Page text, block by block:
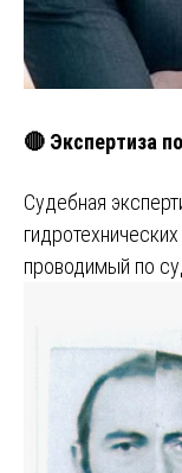
🔴 Экспертиза
Судебная
проводимый по